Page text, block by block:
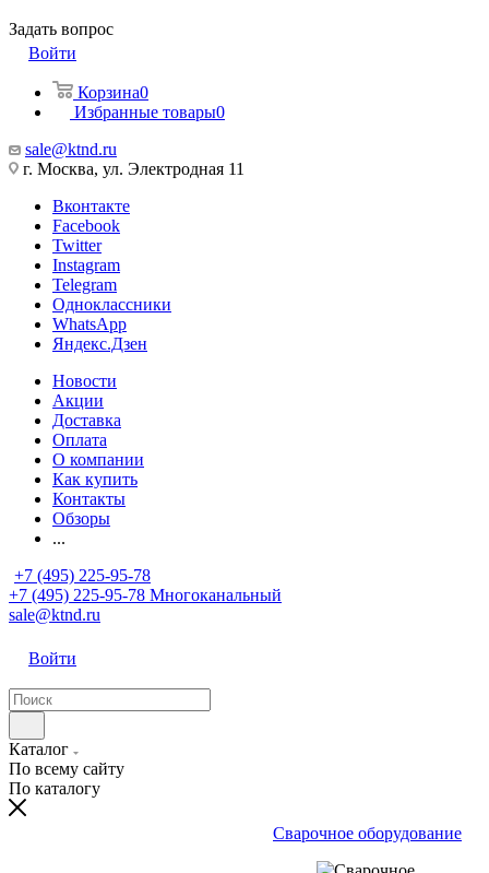
Задать вопрос
Войти
Корзина0
Избранные товары0
sale@ktnd.ru
г. Москва, ул. Электродная 11
Вконтакте
Facebook
Twitter
Instagram
Telegram
Одноклассники
WhatsApp
Яндекс.Дзен
Новости
Акции
Доставка
Оплата
О компании
Как купить
Контакты
Обзоры
...
+7 (495) 225-95-78
+7 (495) 225-95-78 Многоканальный
sale@ktnd.ru
Войти
Каталог
По всему сайту
По каталогу
Сварочное оборудование